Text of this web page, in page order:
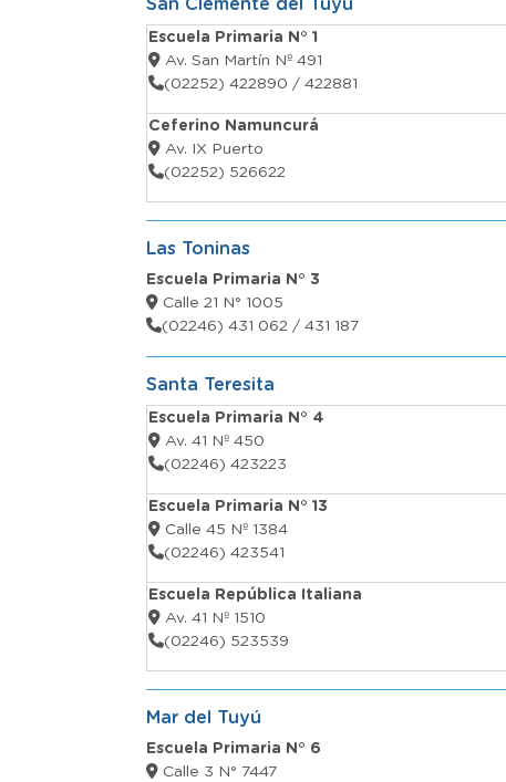
San Clemente del Tuyú
Escuela Primaria N° 1
Av. San Martín Nº 491
(02252) 422890 / 422881
Ceferino Namuncurá
Av. IX Puerto
(02252) 526622
Las Toninas
Escuela Primaria N° 3
Calle 21 N° 1005
(02246) 431 062 / 431 187
Santa Teresita
Escuela Primaria N° 4
Av. 41 Nº 450
(02246) 423223
Escuela Primaria N° 13
Calle 45 Nº 1384
(02246) 423541
Escuela República Italiana
Av. 41 Nº 1510
(02246) 523539
Mar del Tuyú
Escuela Primaria N° 6
Calle 3 N° 7447